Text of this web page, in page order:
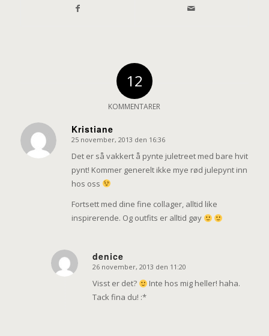
12
KOMMENTARER
Kristiane
says:
25 november, 2013 den 16:36
Det er så vakkert å pynte juletreet med bare hvit
pynt! Kommer generelt ikke mye rød julepynt inn
hos oss
Fortsett med dine fine collager, alltid like
inspirerende. Og outfits er alltid gøy
denice
says:
26 november, 2013 den 11:20
Visst er det?
Inte hos mig heller! haha.
Tack fina du! :*